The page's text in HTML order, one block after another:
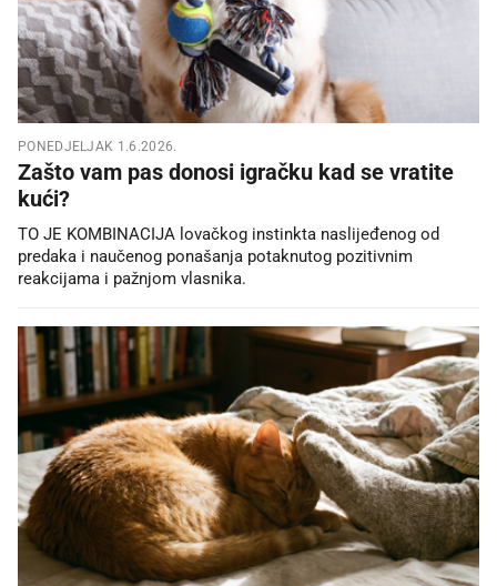
PONEDJELJAK 1.6.2026.
Zašto vam pas donosi igračku kad se vratite
kući?
TO JE KOMBINACIJA lovačkog instinkta naslijeđenog od
predaka i naučenog ponašanja potaknutog pozitivnim
reakcijama i pažnjom vlasnika.